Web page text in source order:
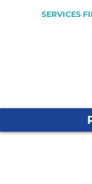
SERVICES